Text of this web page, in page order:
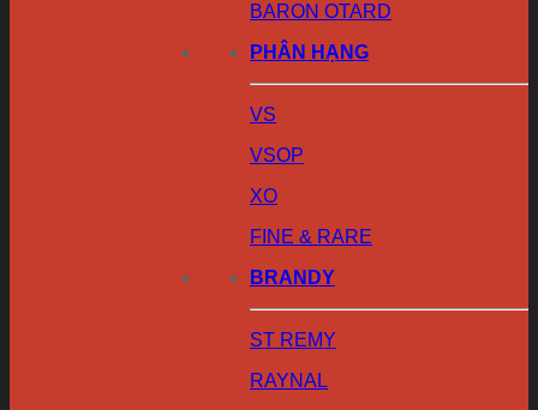
BARON OTARD
PHÂN HẠNG
VS
VSOP
XO
FINE & RARE
BRANDY
ST REMY
RAYNAL